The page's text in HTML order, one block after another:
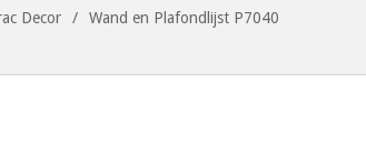
Decor / Wand en Plafondlijst P7040